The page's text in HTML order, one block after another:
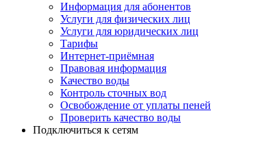
Информация для абонентов
Услуги для физических лиц
Услуги для юридических лиц
Тарифы
Интернет-приёмная
Правовая информация
Качество воды
Контроль сточных вод
Освобождение от уплаты пеней
Проверить качество воды
Подключиться к сетям